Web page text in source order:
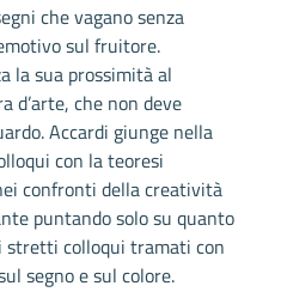
che vagano senza
sul fruitore.
la sua prossimità al
d’arte, che non deve
Accardi giunge nella
con la teoresi
confronti della creatività
puntando solo su quanto
stretti colloqui tramati con
segno e sul colore.